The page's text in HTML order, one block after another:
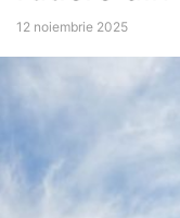
12 noiembrie 2025